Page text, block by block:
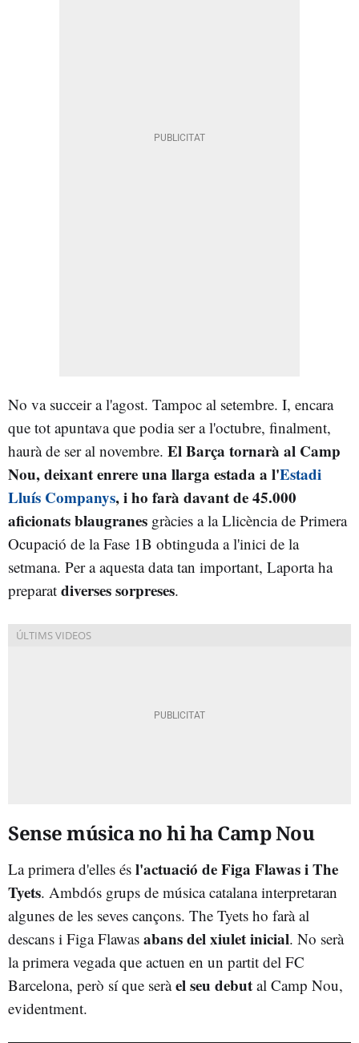
No va succeir a l'agost. Tampoc al setembre. I, encara
que tot apuntava que podia ser a l'octubre, finalment,
haurà de ser al novembre. El Barça tornarà al Camp
Nou, deixant enrere una llarga estada a l'Estadi
Lluís Companys, i ho farà davant de 45.000
aficionats blaugranes gràcies a la Llicència de Primera
Ocupació de la Fase 1B obtinguda a l'inici de la
setmana. Per a aquesta data tan important, Laporta ha
preparat diverses sorpreses.
Sense música no hi ha Camp Nou
La primera d'elles és l'actuació de Figa Flawas i The
Tyets. Ambdós grups de música catalana interpretaran
algunes de les seves cançons. The Tyets ho farà al
descans i Figa Flawas abans del xiulet inicial. No serà
la primera vegada que actuen en un partit del FC
Barcelona, però sí que seràel seu debut al Camp Nou,
evidentment.